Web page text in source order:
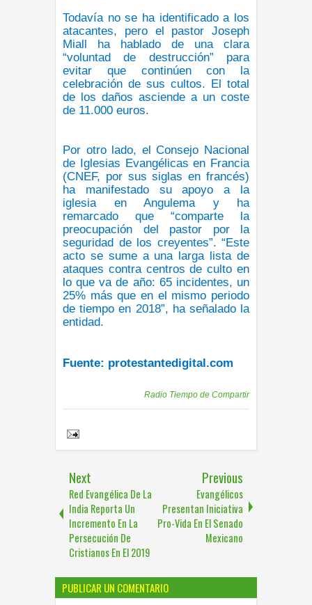
Todavía no se ha identificado a los
atacantes, pero el pastor Joseph
Miall ha hablado de una clara
“voluntad de destrucción” para
evitar que continúen con la
celebración de sus cultos. El total
de los daños asciende a un coste
de 11.000 euros.
Por otro lado, el Consejo Nacional
de Iglesias Evangélicas en Francia
(CNEF, por sus siglas en francés)
ha manifestado su apoyo a la
iglesia en Angulema y ha
remarcado que “comparte la
preocupación del pastor por la
seguridad de los creyentes”. “Este
acto se sume a una larga lista de
ataques contra centros de culto en
lo que va de año: 65 incidentes, un
25% más que en el mismo periodo
de tiempo en 2018”, ha señalado la
entidad.
Fuente: protestantedigital.com
Radio Tiempo de Compartir
Next
Red Evangélica De La
India Reporta Un
Incremento En La
Persecución De
Cristianos En El 2019
Previous
Evangélicos
Presentan Iniciativa
Pro-Vida En El Senado
Mexicano
PUBLICAR UN COMENTARIO